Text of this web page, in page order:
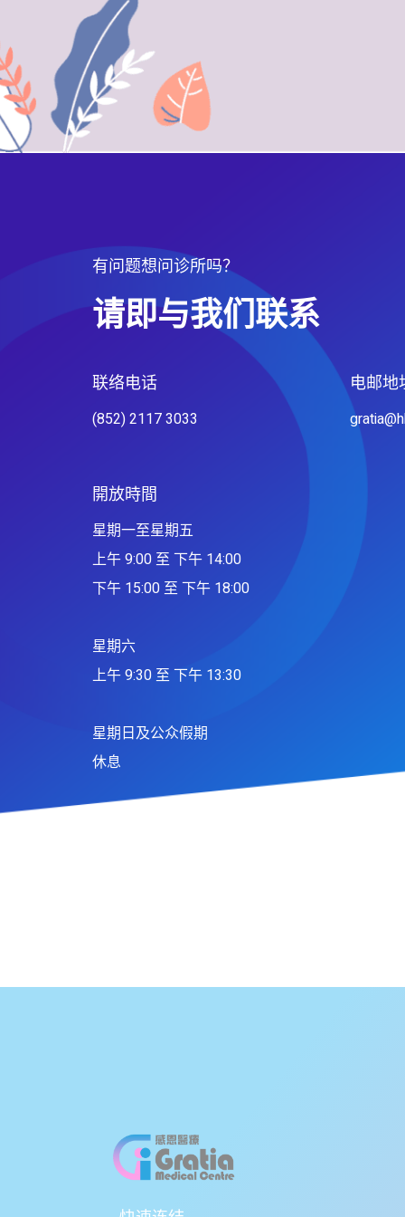
有问题想问诊所吗？
请即与我们联系
联络电话
(852) 2117 3033
电邮地
開放時間
星期一至星期五
上午 9:00 至 下午 14:00
下午 15:00 至 下午 18:00
星期六
上午 9:30 至 下午 13:30
星期日及公众假期
休息